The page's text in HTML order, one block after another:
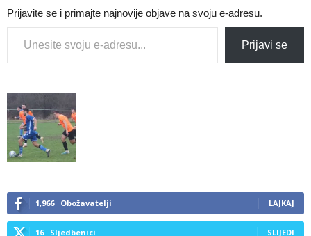
Prijavite se i primajte najnovije objave na svoju e-adresu.
Type your email…
Prijavi se
1,966 Obožavatelji LAJKAJ
16 Sljedbenici SLIJEDI